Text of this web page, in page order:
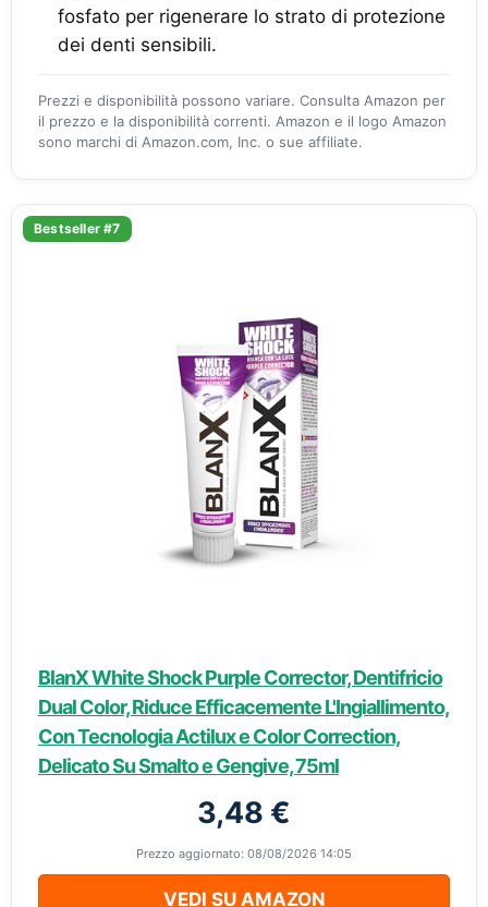
fosfato per rigenerare lo strato di protezione
dei denti sensibili.
Prezzi e disponibilità possono variare. Consulta Amazon per
il prezzo e la disponibilità correnti. Amazon e il logo Amazon
sono marchi di Amazon.com, Inc. o sue affiliate.
Bestseller #7
BlanX White Shock Purple Corrector, Dentifricio
Dual Color, Riduce Efficacemente L'Ingiallimento,
Con Tecnologia Actilux e Color Correction,
Delicato Su Smalto e Gengive, 75ml
3,48 €
Prezzo aggiornato: 08/08/2026 14:05
VEDI SU AMAZON